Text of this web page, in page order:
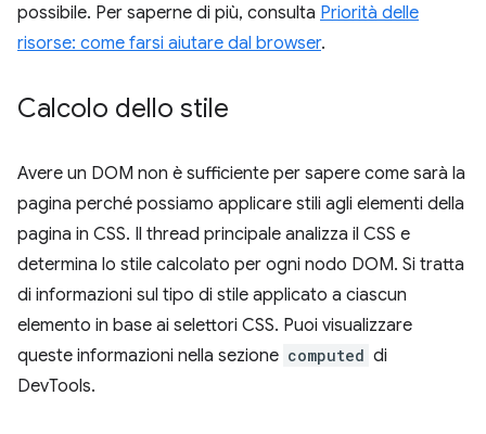
possibile. Per saperne di più, consulta Priorità delle
risorse: come farsi aiutare dal browser.
Calcolo dello stile
Avere un DOM non è sufficiente per sapere come sarà la
pagina perché possiamo applicare stili agli elementi della
pagina in CSS. Il thread principale analizza il CSS e
determina lo stile calcolato per ogni nodo DOM. Si tratta
di informazioni sul tipo di stile applicato a ciascun
elemento in base ai selettori CSS. Puoi visualizzare
queste informazioni nella sezione computed di
DevTools.